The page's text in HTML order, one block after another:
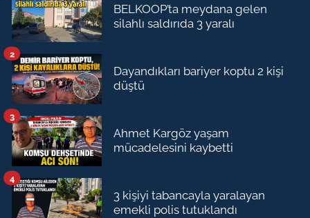
BELKOOP’ta meydana gelen
silahlı saldırıda 3 yaralı
Dayandıkları bariyer koptu 2 kişi
düştü
2
Ahmet Kargöz yaşam
mücadelesini kaybetti
3
3 kişiyi tabancayla yaralayan
emekli polis tutuklandı
4